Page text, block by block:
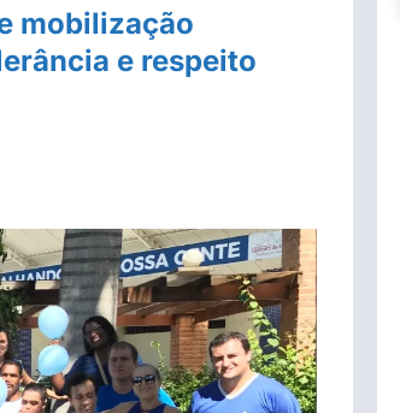
mobilização
e respeito